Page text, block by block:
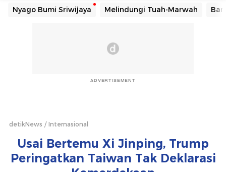
Nyago Bumi Sriwijaya Melindungi Tuah-Marwah
ADVERTISEMENT
detikNews Internasional
Usai Bertemu Xi Jinping, Trump
Peringatkan Taiwan Tak Deklarasi